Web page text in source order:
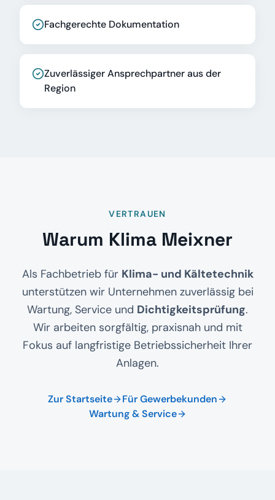
Fachgerechte Dokumentation
Zuverlässiger Ansprechpartner aus der
Region
VERTRAUEN
Warum Klima Meixner
Als Fachbetrieb für Klima- und Kältetechnik
unterstützen wir Unternehmen zuverlässig bei
Wartung, Service und Dichtigkeitsprüfung.
Wir arbeiten sorgfältig, praxisnah und mit
Fokus auf langfristige Betriebssicherheit Ihrer
Anlagen.
Zur Startseite
Für Gewerbekunden
Wartung & Service